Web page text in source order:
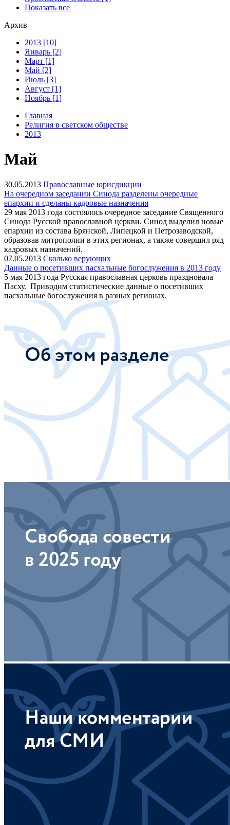
Показать все
Архив
2013 [10]
Январь [2]
Март [1]
Май [2]
Июль [3]
Август [1]
Ноябрь [1]
Главная
Религия в светском обществе
2013
Май
30.05.2013 Православные юрисдикции
На очередном заседании Синода разделены очередные
епархии и сделаны кадровые назначения
29 мая 2013 года состоялось очередное заседание Священного
Синода Русской православной церкви. Синод выделил новые
епархии из состава Брянской, Липецкой и Петрозаводской,
образовав митрополии в этих регионах, а также совершил ряд
кадровых назначений.
07.05.2013 Сколько верующих
Данные о посетивших пасхальные богослужения в 2013 году
5 мая 2013 года Русская православная церковь праздновала
Пасху. Приводим статистические данные о посетивших
пасхальные богослужения в разных регионах.​